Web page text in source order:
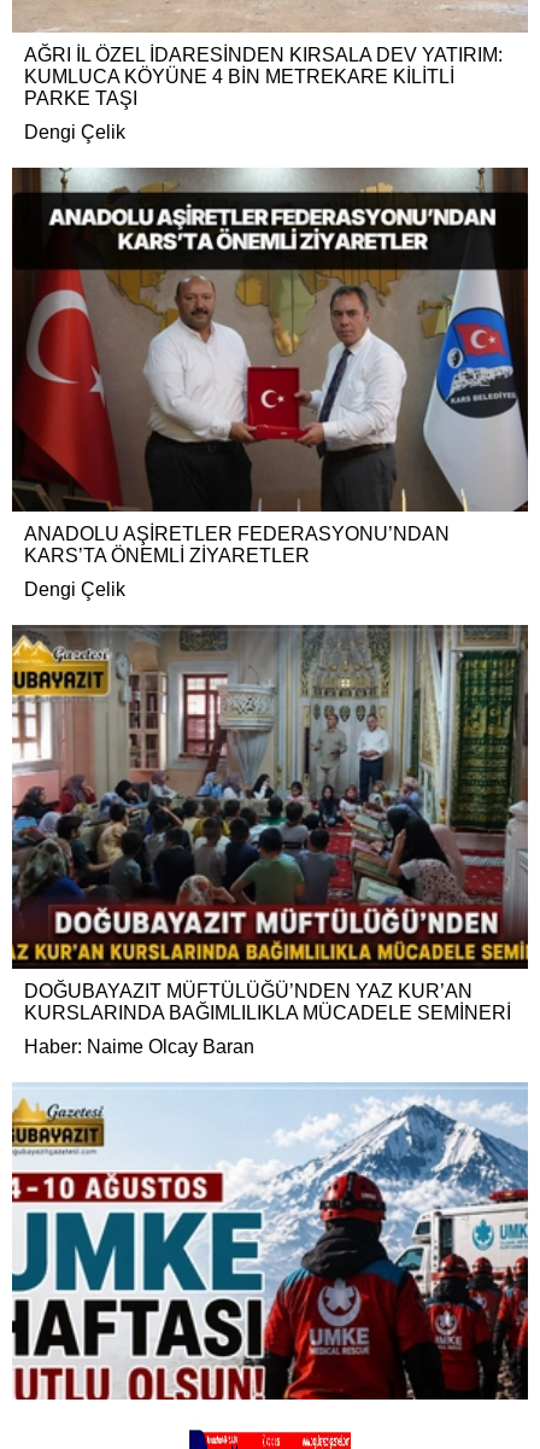
AĞRI İL ÖZEL İDARESİNDEN KIRSALA DEV YATIRIM:
KUMLUCA KÖYÜNE 4 BİN METREKARE KİLİTLİ
PARKE TAŞI
Dengi Çelik
ANADOLU AŞİRETLER FEDERASYONU’NDAN
KARS’TA ÖNEMLİ ZİYARETLER
Dengi Çelik
DOĞUBAYAZIT MÜFTÜLÜĞÜ’NDEN YAZ KUR’AN
KURSLARINDA BAĞIMLILIKLA MÜCADELE SEMİNERİ
Haber: Naime Olcay Baran